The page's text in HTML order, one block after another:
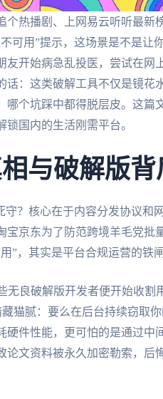
个热播剧、上网易云听听最新
可用”提示，这场景是不是让
开始病急乱投医，尝试在网
话：这类破解工具不仅是镜
哪个坑踩中都得脱层皮。这篇
国内的生活刚需平台。
与破解版
守？核心在于内容分发协议和
宝京东为了防范跨境羊毛党批
”，其实是平台合规运营的铁闸
无良破解版开发者便开始收割
猫腻：要么在后台持续窃取
硬件性能，更可怕的是通过中
论文资料被永久加密勒索，后